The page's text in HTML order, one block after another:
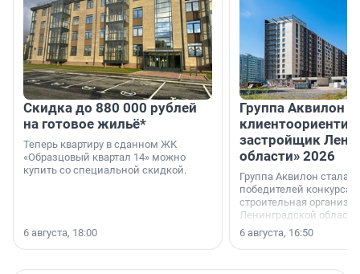
Скидка до 880 000 рублей
на готовое жильё*
Теперь квартиру в сданном ЖК
«Образцовый квартал 14» можно
купить со специальной скидкой.
6 августа, 18:00
Группа Аквилон
застройщик
области» 2026
Группа Аквилон стала
победителей конкурса
строительная
Ленинградской области
номинации «Самый
застройщик
области».
6 августа, 16:50